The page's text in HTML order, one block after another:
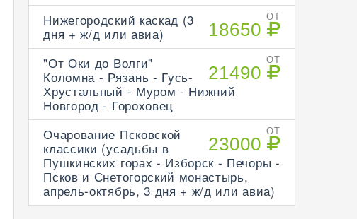
ОТ
18650
Нижегородский каскад (3
дня + ж/д или авиа)
ОТ
21490
"От Оки до Волги"
Коломна - Рязань - Гусь-
Хрустальный - Муром - Нижний
Новгород - Гороховец
ОТ
23000
Очарование Псковской
классики (усадьбы в
Пушкинских горах - Изборск - Печоры -
Псков и Снетогорский монастырь,
апрель-октябрь, 3 дня + ж/д или авиа)